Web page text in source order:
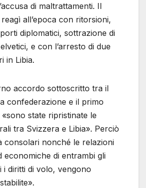
di maltrattamenti. Il
all’epoca con ritorsioni,
diplomatici, sottrazione di
e con l’arresto di due
in Libia.
accordo sottoscritto tra il
confederazione e il primo
state ripristinate le
tra Svizzera e Libia». Perciò
consolari nonché le relazioni
economiche di entrambi gli
i diritti di volo, vengono